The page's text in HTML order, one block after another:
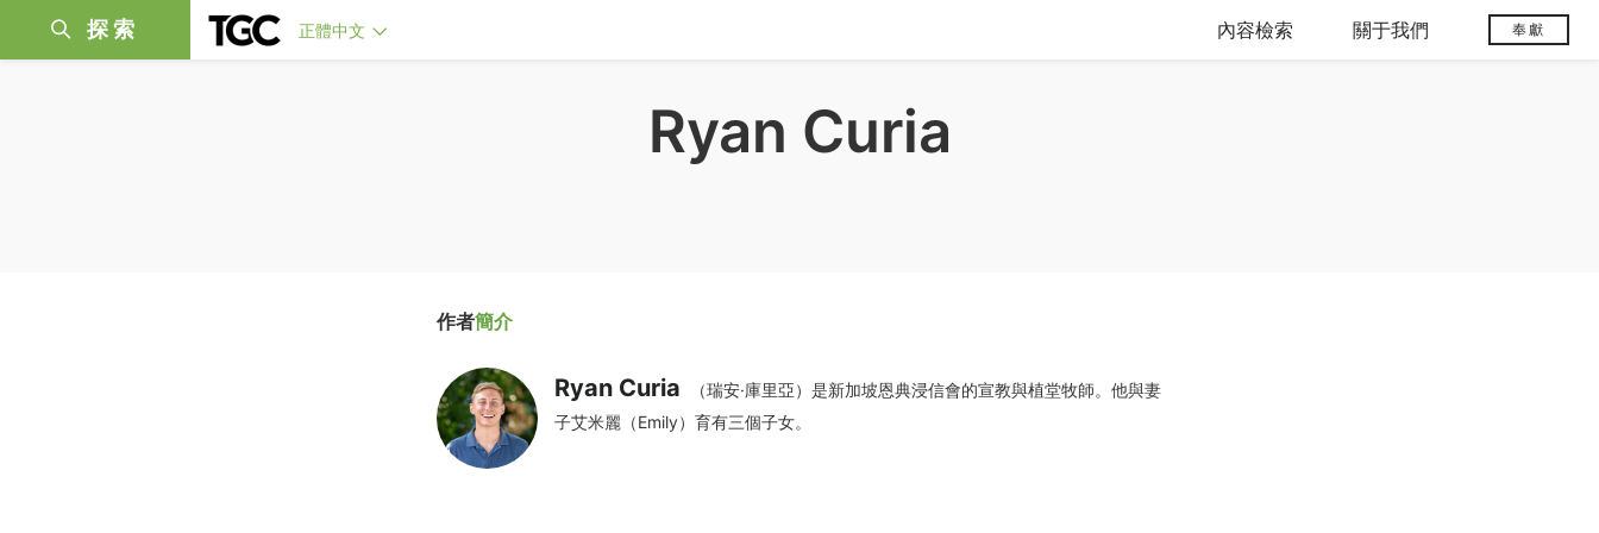
探索 正體中文 內容檢索 關于我們 奉獻
Ryan Curia
作者簡介
Ryan Curia
（瑞安·庫里亞）是新加坡恩典浸信會的宣教與植堂牧師。他與妻
子艾米麗（Emily）育有三個子女。